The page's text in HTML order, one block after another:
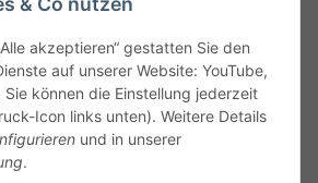
akzeptieren“ gestatten Sie den
auf unserer Website: YouTube,
Sie können die Einstellung jederzeit
Icon links unten). Weitere Details
und in unserer
.